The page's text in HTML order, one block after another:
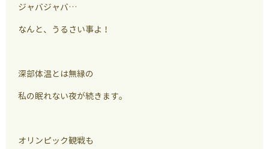
ジャバジャバ…
なんと、うるさい事よ！
深部体温とは無縁の
私の眠れない夜が続きます。
オリンピック観戦も